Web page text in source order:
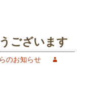
ございます
のお知らせ